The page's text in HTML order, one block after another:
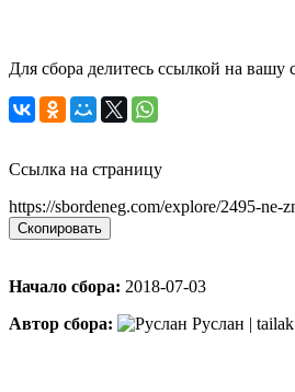
Для сбора делитесь ссылкой на вашу
Ссылка на страницу
https://sbordeneg.com/explore/2495-ne-
Скопировать
Начало сбора: 2018-07-03
Автор сбора:
Руслан | tailak